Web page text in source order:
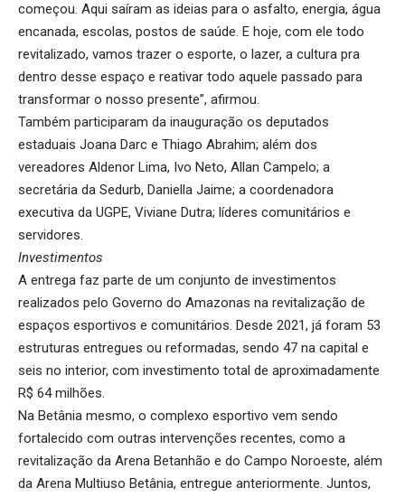
começou. Aqui saíram as ideias para o asfalto, energia, água
encanada, escolas, postos de saúde. E hoje, com ele todo
revitalizado, vamos trazer o esporte, o lazer, a cultura pra
dentro desse espaço e reativar todo aquele passado para
transformar o nosso presente”, afirmou.
Também participaram da inauguração os deputados
estaduais Joana Darc e Thiago Abrahim; além dos
vereadores Aldenor Lima, Ivo Neto, Allan Campelo; a
secretária da Sedurb, Daniella Jaime; a coordenadora
executiva da UGPE, Viviane Dutra; líderes comunitários e
servidores.
Investimentos
A entrega faz parte de um conjunto de investimentos
realizados pelo Governo do Amazonas na revitalização de
espaços esportivos e comunitários. Desde 2021, já foram 53
estruturas entregues ou reformadas, sendo 47 na capital e
seis no interior, com investimento total de aproximadamente
R$ 64 milhões.
Na Betânia mesmo, o complexo esportivo vem sendo
fortalecido com outras intervenções recentes, como a
revitalização da Arena Betanhão e do Campo Noroeste, além
da Arena Multiuso Betânia, entregue anteriormente. Juntos,